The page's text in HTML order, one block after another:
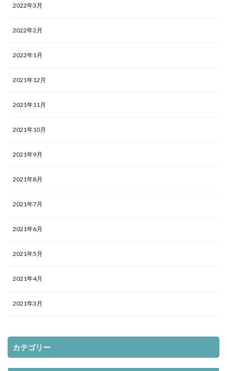
2022年3月
2022年2月
2022年1月
2021年12月
2021年11月
2021年10月
2021年9月
2021年8月
2021年7月
2021年6月
2021年5月
2021年4月
2021年3月
カテゴリー